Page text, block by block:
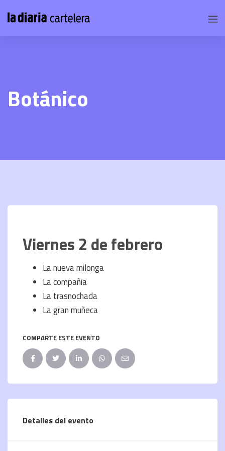
Botánico
Viernes 2 de febrero
La nueva milonga
La compañia
La trasnochada
La gran muñeca
COMPARTE ESTE EVENTO
Detalles del evento